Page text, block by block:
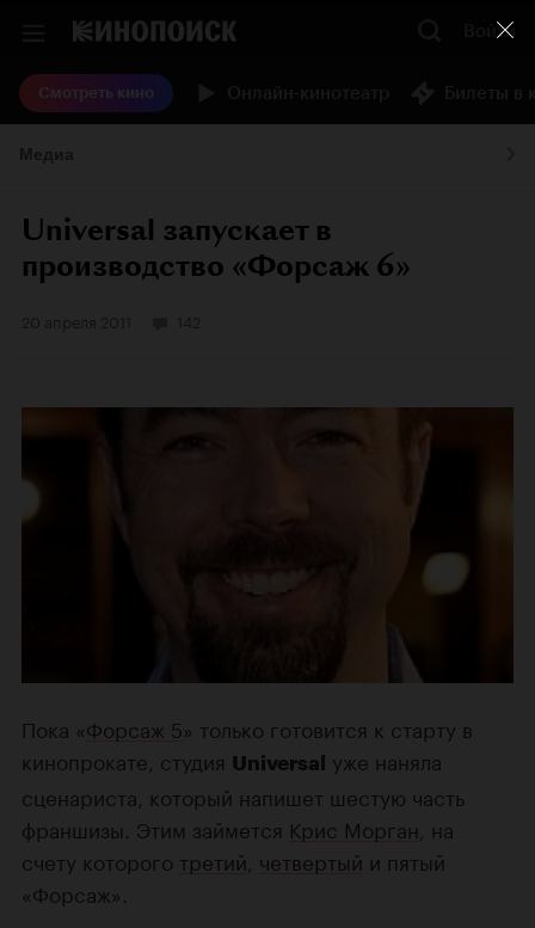
Войти
Смотреть кино
Universal запускает в
производство «Форсаж 6»
Пока «Форсаж 5» только готовится к старту в
кинопрокате, студия Universal уже наняла
сценариста, который напишет шестую часть
франшизы. Этим займется Крис Морган , на
счету которого третий четвертый и пятый
«Форсаж».